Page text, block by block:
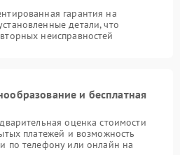
гарантия на
детали, что
неисправностей
и бесплатная
оценка стоимости
платежей и возможность
по телефону или онлайн на